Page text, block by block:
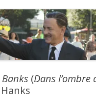
(Dans l’ombre